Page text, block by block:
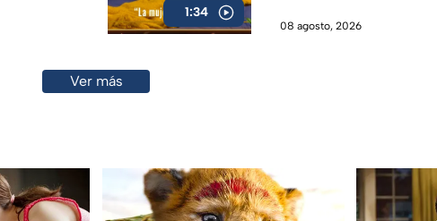
1:34
08 agosto, 2026
Ver más